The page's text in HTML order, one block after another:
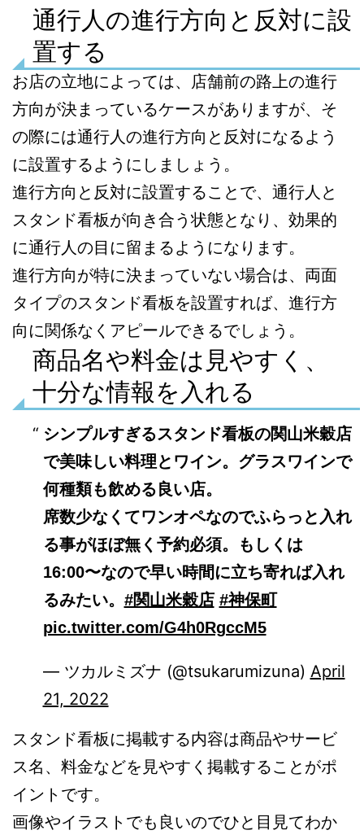
通行人の進行方向と反対に設
置する
お店の立地によっては、店舗前の路上の進行
方向が決まっているケースがありますが、そ
の際には通行人の進行方向と反対になるよう
に設置するようにしましょう。
進行方向と反対に設置することで、通行人と
スタンド看板が向き合う状態となり、効果的
に通行人の目に留まるようになります。
進行方向が特に決まっていない場合は、両面
タイプのスタンド看板を設置すれば、進行方
向に関係なくアピールできるでしょう。
商品名や料金は見やすく、
十分な情報を入れる
シンプルすぎるスタンド看板の関山米穀店
で美味しい料理とワイン。グラスワインで
何種類も飲める良い店。
席数少なくてワンオペなのでふらっと入れ
る事がほぼ無く予約必須。もしくは
16:00〜なので早い時間に立ち寄れば入れ
るみたい。 #関山米穀店 #神保町
pic.twitter.com/G4h0RgccM5
— ツカルミズナ (@tsukarumizuna) April
21, 2022
スタンド看板に掲載する内容は商品やサービ
ス名、料金などを見やすく掲載することがポ
イントです。
画像やイラストでも良いのでひと目見てわか